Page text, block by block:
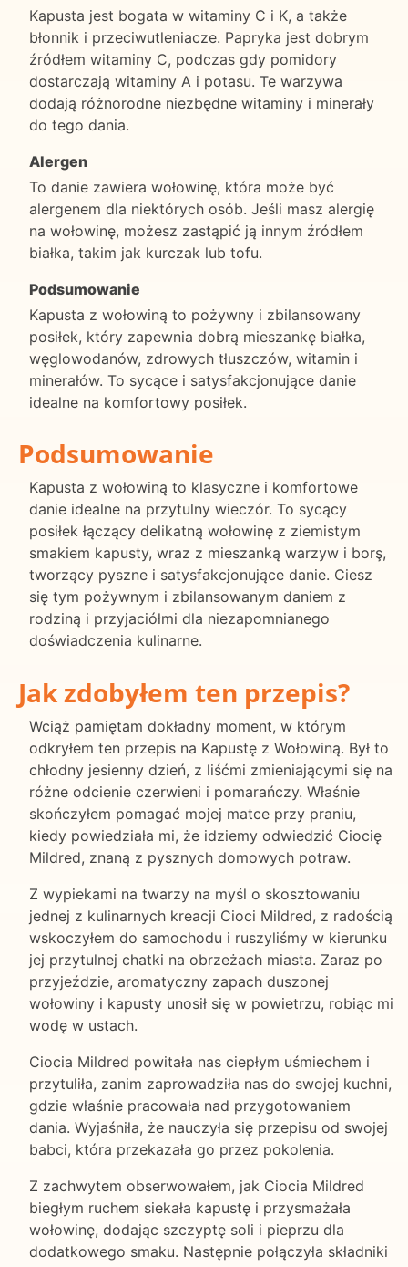
Kapusta jest bogata w witaminy C i K, a także
błonnik i przeciwutleniacze. Papryka jest dobrym
źródłem witaminy C, podczas gdy pomidory
dostarczają witaminy A i potasu. Te warzywa
dodają różnorodne niezbędne witaminy i minerały
do tego dania.
Alergen
To danie zawiera wołowinę, która może być
alergenem dla niektórych osób. Jeśli masz alergię
na wołowinę, możesz zastąpić ją innym źródłem
białka, takim jak kurczak lub tofu.
Podsumowanie
Kapusta z wołowiną to pożywny i zbilansowany
posiłek, który zapewnia dobrą mieszankę białka,
węglowodanów, zdrowych tłuszczów, witamin i
minerałów. To sycące i satysfakcjonujące danie
idealne na komfortowy posiłek.
Podsumowanie
Kapusta z wołowiną to klasyczne i komfortowe
danie idealne na przytulny wieczór. To sycący
posiłek łączący delikatną wołowinę z ziemistym
smakiem kapusty, wraz z mieszanką warzyw i borş,
tworzący pyszne i satysfakcjonujące danie. Ciesz
się tym pożywnym i zbilansowanym daniem z
rodziną i przyjaciółmi dla niezapomnianego
doświadczenia kulinarne.
Jak zdobyłem ten przepis?
Wciąż pamiętam dokładny moment, w którym
odkryłem ten przepis na Kapustę z Wołowiną. Był to
chłodny jesienny dzień, z liśćmi zmieniającymi się na
różne odcienie czerwieni i pomarańczy. Właśnie
skończyłem pomagać mojej matce przy praniu,
kiedy powiedziała mi, że idziemy odwiedzić Ciocię
Mildred, znaną z pysznych domowych potraw.
Z wypiekami na twarzy na myśl o skosztowaniu
jednej z kulinarnych kreacji Cioci Mildred, z radością
wskoczyłem do samochodu i ruszyliśmy w kierunku
jej przytulnej chatki na obrzeżach miasta. Zaraz po
przyjeździe, aromatyczny zapach duszonej
wołowiny i kapusty unosił się w powietrzu, robiąc mi
wodę w ustach.
Ciocia Mildred powitała nas ciepłym uśmiechem i
przytuliła, zanim zaprowadziła nas do swojej kuchni,
gdzie właśnie pracowała nad przygotowaniem
dania. Wyjaśniła, że nauczyła się przepisu od swojej
babci, która przekazała go przez pokolenia.
Z zachwytem obserwowałem, jak Ciocia Mildred
biegłym ruchem siekała kapustę i przysmażała
wołowinę, dodając szczyptę soli i pieprzu dla
dodatkowego smaku. Następnie połączyła składniki